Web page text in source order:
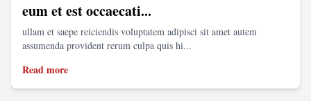
eum et est occaecati...
ullam et saepe reiciendis voluptatem adipisci sit amet autem
assumenda provident rerum culpa quis hi...
Read more